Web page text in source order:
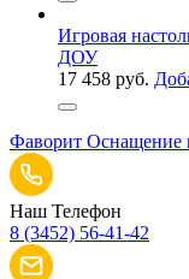
Игровая
ДОУ
17 458 руб.
Фаворит Оснащение
Наш Телефон
8 (3452) 56-41-42